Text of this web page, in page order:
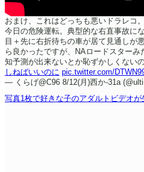
おまけ、これはどっちも悪いドラレコ。
今日の危険運転。 典型的な右直事故に
目＋先に右折待ちの車が居て見通しが
ら良かったですが、NAロードスター
知予測が出来ないとか恥ずかしくない
しねばいいのに pic.twitter.com/
— くらげ@C96 8/12(月)西か-31a
写真1枚で好きな子のアダルトビデオが